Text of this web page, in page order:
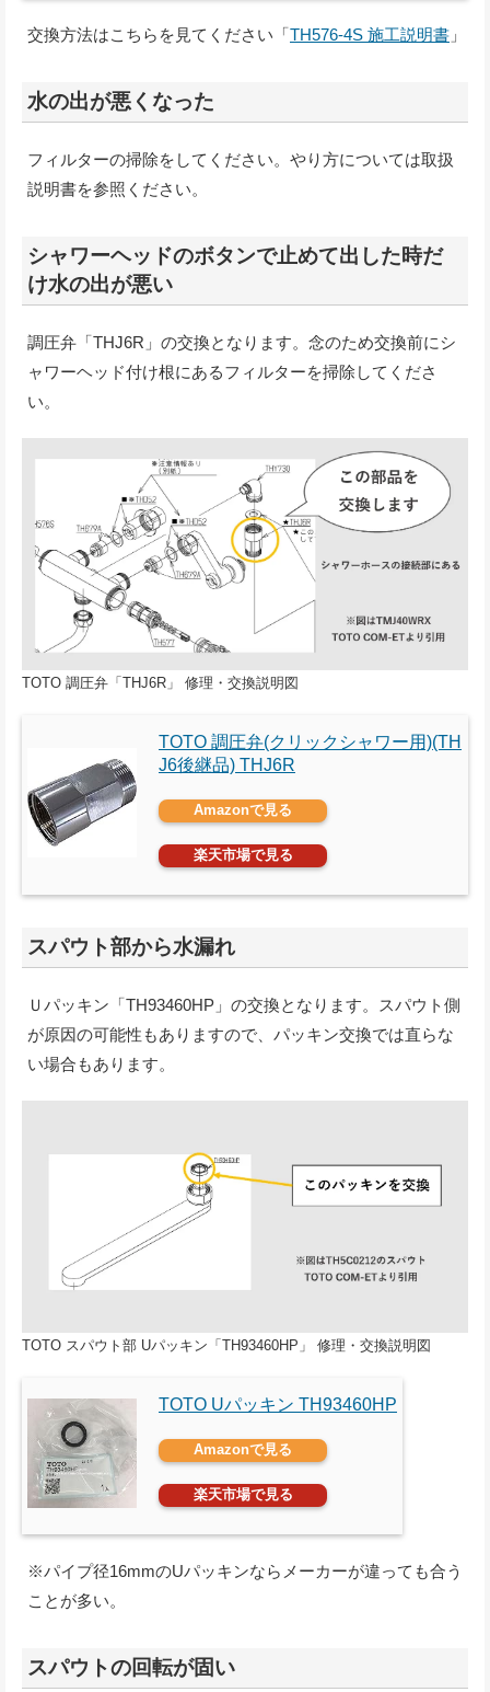
交換方法はこちらを見てください「TH576-4S 施工説明書 」
水の出が悪くなった
フィルターの掃除をしてください。やり方については取扱
説明書を参照ください。
シャワーヘッドのボタンで止めて出した時だ
け水の出が悪い
調圧弁「THJ6R」の交換となります。念のため交換前にシ
ャワーヘッド付け根にあるフィルターを掃除してくださ
い。
TOTO 調圧弁「THJ6R」 修理・交換説明図
TOTO 調圧弁(クリックシャワー用)(TH
J6後継品) THJ6R
Amazonで見る
楽天市場で見る
スパウト部から水漏れ
Ｕパッキン「TH93460HP」の交換となります。スパウト側
が原因の可能性もありますので、パッキン交換では直らな
い場合もあります。
TOTO スパウト部 Uパッキン「TH93460HP」 修理・交換説明図
TOTO Uパッキン TH93460HP
Amazonで見る
楽天市場で見る
※パイプ径16mmのUパッキンならメーカーが違っても合う
ことが多い。
スパウトの回転が固い